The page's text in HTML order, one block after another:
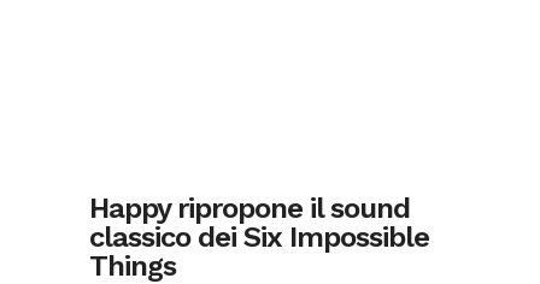
Happy ripropone il sound
classico dei Six Impossible
Things